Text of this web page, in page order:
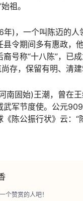
始祖。
年)，一个叫陈迈的
县令期间多有惠政，
号称“十八陈”，已
存，保留有明、清
南固始)王潮，曾在
军节度使。公元
《陈公振行状》云：
个赞赏的人吧！